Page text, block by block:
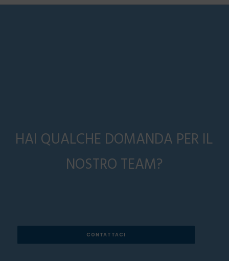
HAI QUALCHE DOMANDA PER IL
NOSTRO TEAM?
CONTATTACI